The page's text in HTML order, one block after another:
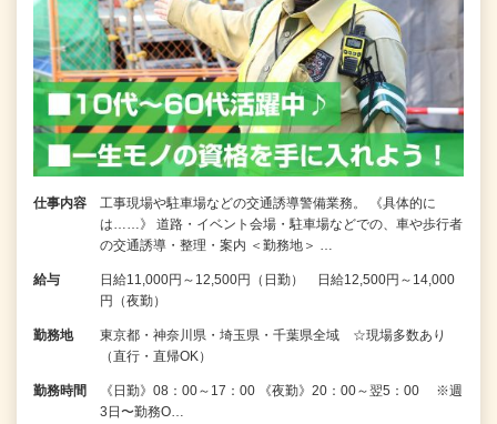
仕事内容
工事現場や駐車場などの交通誘導警備業務。 《具体的に
は……》 道路・イベント会場・駐車場などでの、車や歩行者
の交通誘導・整理・案内 ＜勤務地＞ …
給与
日給11,000円～12,500円（日勤） 日給12,500円～14,000
円（夜勤）
勤務地
東京都・神奈川県・埼玉県・千葉県全域 ☆現場多数あり
（直行・直帰OK）
勤務時間
《日勤》08：00～17：00 《夜勤》20：00～翌5：00 ※週
3日〜勤務O…